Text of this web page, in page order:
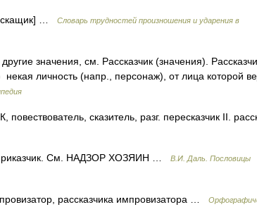
…
Словарь трудностей произношения и ударения в
значения, см. Рассказчик (значения).
личность (напр., персонаж), от лица которой
сказитель, разг. пересказчик II.
См. НАДЗОР ХОЗЯИН …
В.И. Даль. Пословицы
рассказчика импровизатора …